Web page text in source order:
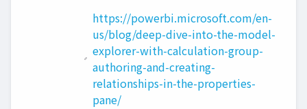
https://powerbi.microsoft.com/en-
us/blog/deep-dive-into-the-model-
explorer-with-calculation-group-
authoring-and-creating-
relationships-in-the-properties-
pane/